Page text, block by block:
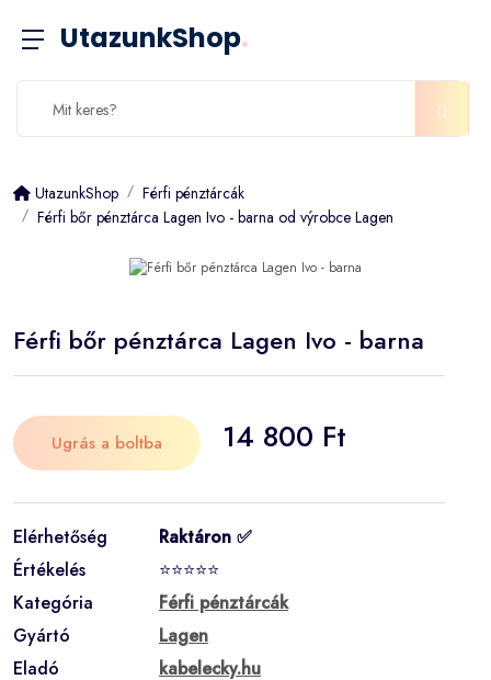
UtazunkShop.
UtazunkShop
Férfi pénztárcák
Férfi bőr pénztárca Lagen Ivo - barna od výrobce Lagen
Férfi bőr pénztárca Lagen Ivo - barna
Ugrás a boltba 14 800 Ft
Elérhetőség
Raktáron ✅
Értékelés
⭐⭐⭐⭐⭐
Kategória
Férfi pénztárcák
Gyártó
Lagen
Eladó
kabelecky.hu